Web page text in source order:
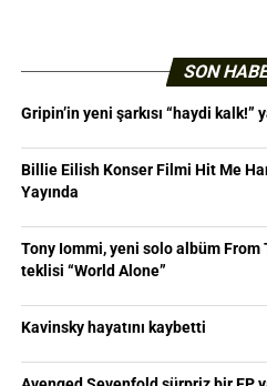
SON
Gripin’in yeni şarkısı “haydi kalk!”
Billie Eilish Konser Filmi Hit Me
Yayında
Tony Iommi, yeni solo albüm From
teklisi “World Alone”
Kavinsky hayatını kaybetti